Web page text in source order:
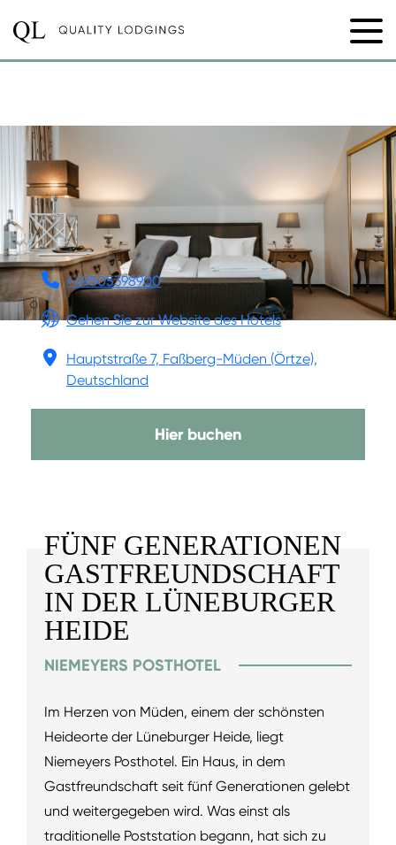
+49505398900
Gehen Sie zur Website des Hotels
Hauptstraße 7, Faßberg-Müden (Örtze),
Deutschland
Hier buchen
FÜNF GENERATIONEN
GASTFREUNDSCHAFT
IN DER LÜNEBURGER
HEIDE
NIEMEYERS POSTHOTEL
Im Herzen von Müden, einem der schönsten
Heideorte der Lüneburger Heide, liegt
Niemeyers Posthotel. Ein Haus, in dem
Gastfreundschaft seit fünf Generationen gelebt
und weitergegeben wird. Was einst als
traditionelle Poststation begann, hat sich zu